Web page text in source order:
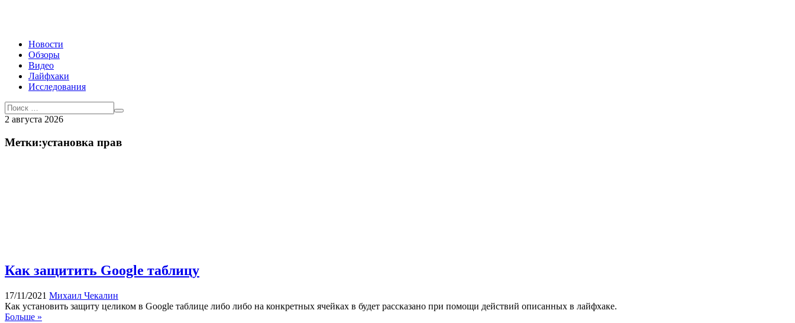
Новости
Обзоры
Видео
Лайфхаки
Исследования
2 августа 2026
Метки:установка прав
Как защитить Google таблицу
17/11/2021 Михаил Чекалин
Как установить защиту целиком в Google таблице либо либо на конкретных ячейках в будет рассказано при помощи действий описанных в лайфхаке.
Больше »